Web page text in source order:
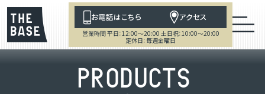
お電話はこちら アクセス
営業時間 平日：12:00～20:00 土日祝：10:00～20:00
定休日：毎週金曜日
PRODUCTS